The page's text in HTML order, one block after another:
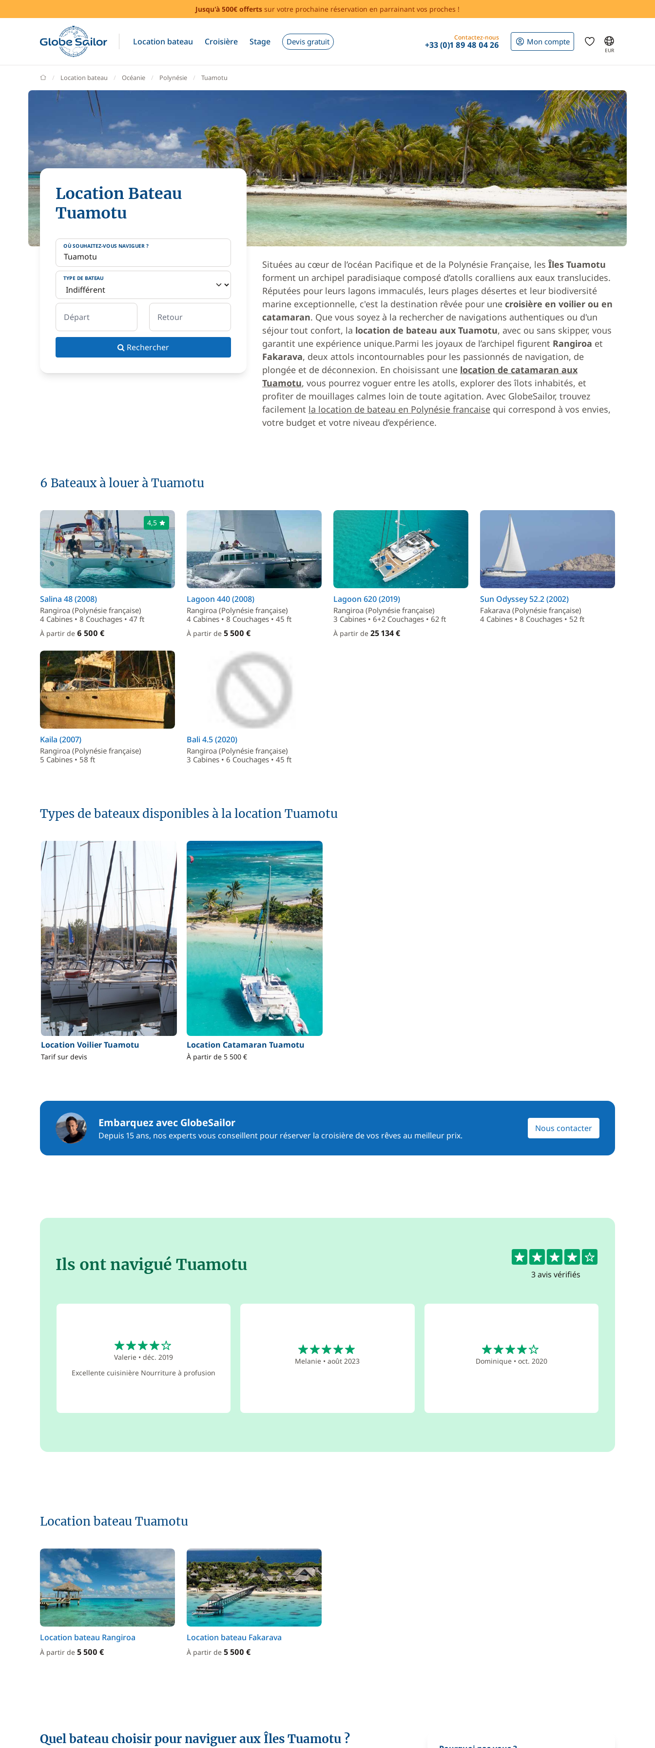
Jusqu'à 500€ offerts sur votre prochaine réservation en parrainant vos proches !
Location bateau Croisière Stage Devis gratuit Contactez-nous
+33 (0)1 89 48 04 26 Mon compte
EUR
GlobeSailor
Location bateau Océanie Polynésie Tuamotu
Location Bateau
Tuamotu
OÙ SOUHAITEZ-VOUS NAVIGUER ?
TYPE DE BATEAU
Départ Retour
Rechercher
Situées au cœur de l’océan Pacifique et de la Polynésie Française, les Îles Tuamotu
forment un archipel paradisiaque composé d’atolls coralliens aux eaux translucides.
Réputées pour leurs lagons immaculés, leurs plages désertes et leur biodiversité
marine exceptionnelle, c'est la destination rêvée pour une croisière en voilier ou en
catamaran. Que vous soyez à la rechercher de navigations authentiques ou d'un
séjour tout confort, la location de bateau aux Tuamotu, avec ou sans skipper, vous
garantit une expérience unique.Parmi les joyaux de l’archipel figurent Rangiroa et
Fakarava, deux attols incontournables pour les passionnés de navigation, de
plongée et de déconnexion. En choisissant une location de catamaran aux
Tuamotu, vous pourrez voguer entre les atolls, explorer des îlots inhabités, et
profiter de mouillages calmes loin de toute agitation. Avec GlobeSailor, trouvez
facilement la location de bateau en Polynésie francaise qui correspond à vos envies,
votre budget et votre niveau d’expérience.
6 Bateaux à louer à Tuamotu
4,5
Salina 48 (2008)
Rangiroa (Polynésie française)
4 Cabines • 8 Couchages • 47 ft
À partir de 6 500 €
Lagoon 440 (2008)
Rangiroa (Polynésie française)
4 Cabines • 8 Couchages • 45 ft
À partir de 5 500 €
Lagoon 620 (2019)
Rangiroa (Polynésie française)
3 Cabines • 6+2 Couchages • 62 ft
À partir de 25 134 €
Sun Odyssey 52.2 (2002)
Fakarava (Polynésie française)
4 Cabines • 8 Couchages • 52 ft
Kaila (2007)
Rangiroa (Polynésie française)
5 Cabines • 58 ft
Bali 4.5 (2020)
Rangiroa (Polynésie française)
3 Cabines • 6 Couchages • 45 ft
Types de bateaux disponibles à la location Tuamotu
Location Voilier Tuamotu
Tarif sur devis
Location Catamaran Tuamotu
À partir de 5 500 €
Embarquez avec GlobeSailor
Depuis 15 ans, nos experts vous conseillent pour réserver la croisière de vos rêves au meilleur prix.
Nous contacter
4.3
3 avis vérifiés
Ils ont navigué Tuamotu
Valerie •déc. 2019
Excellente cuisinière Nourriture à profusion
Melanie •août 2023 Dominique• oct. 2020
Location bateau Tuamotu
Location bateau Rangiroa
À partir de 5 500 €
Location bateau Fakarava
À partir de 5 500 €
Quel bateau choisir pour naviguer aux Îles Tuamotu ?